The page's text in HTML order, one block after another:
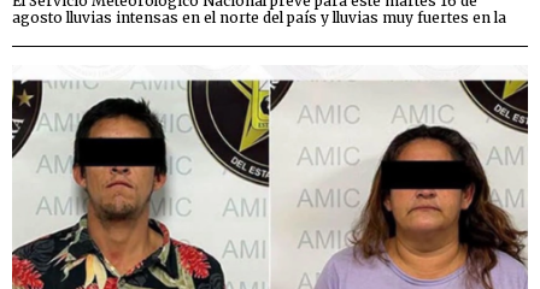
agosto lluvias intensas en el norte del país y lluvias muy fuertes en la